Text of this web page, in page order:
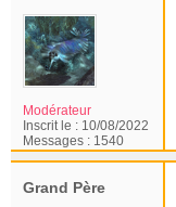
Modérateur
Inscrit le : 10/08/2022
Messages : 1540
Grand Père